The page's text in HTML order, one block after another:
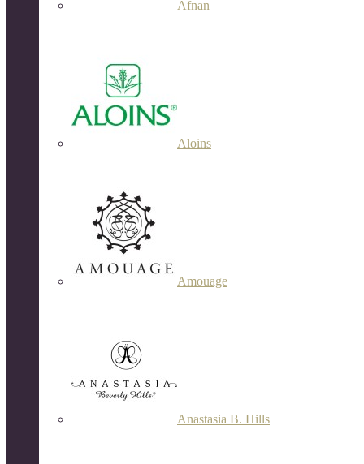
Afnan
Aloins
Amouage
Anastasia B. Hills